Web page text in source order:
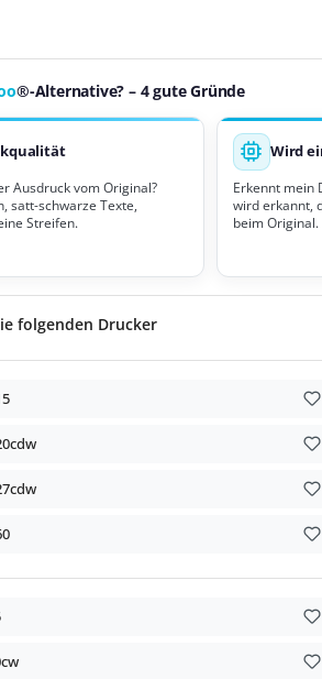
®-Alternative? – 4 gute Gründe
Ausdruck vom Original?
satt-schwarze Texte,
Streifen.
Wird
Erkennt mein
wird erkannt,
beim Original.
folgenden Drucker